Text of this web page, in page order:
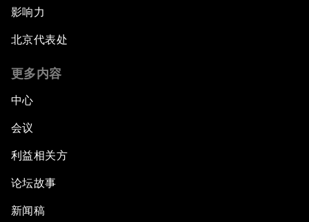
影响力
北京代表处
更多内容
中心
会议
利益相关方
论坛故事
新闻稿